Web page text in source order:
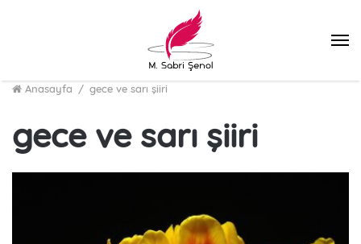
Anasayfa / gece ve sarı şiiri
gece ve sarı şiiri